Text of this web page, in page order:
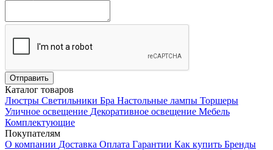
Каталог товаров
Люстры Светильники Бра Настольные лампы Торшеры
Уличное освещение Декоративное освещение Мебель
Комплектующие
Покупателям
О компании Доставка Оплата Гарантии Как купить Бренды